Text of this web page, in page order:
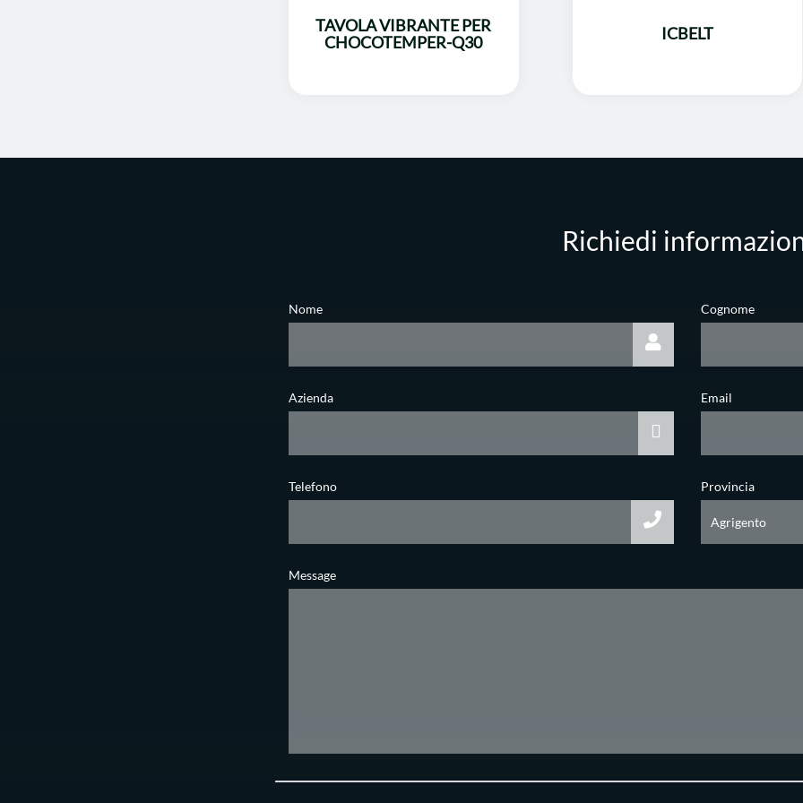
TAVOLA VIBRANTE PER
CHOCOTEMPER-Q30
ICBELT
Richiedi
Nome Cognome
Azienda Email
Telefono Provincia
Message